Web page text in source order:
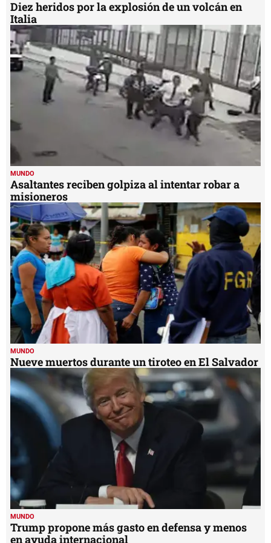
Diez heridos por la explosión de un volcán en
Italia
MUNDO
Asaltantes reciben golpiza al intentar robar a
misioneros
MUNDO
Nueve muertos durante un tiroteo en El Salvador
MUNDO
Trump propone más gasto en defensa y menos
en ayuda internacional